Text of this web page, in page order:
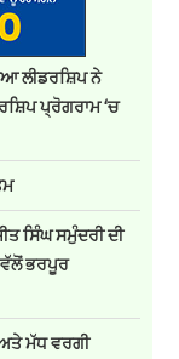
ਲੀਡਰਸ਼ਿਪ ਨੇ
ਪ੍ਰੋਗਰਾਮ ‘ਚ
ਸਿੰਘ ਸਮੁੰਦਰੀ ਦੀ
ਭਰਪੂਰ
ਮੱਧ ਵਰਗੀ